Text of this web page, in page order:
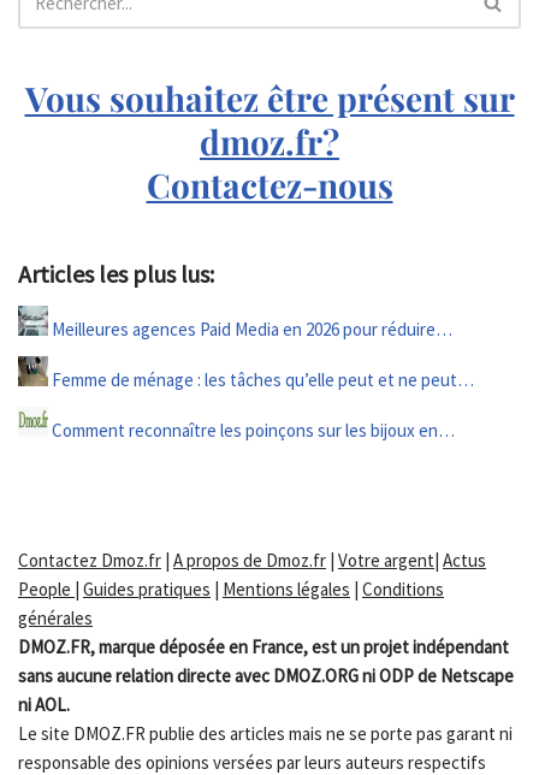
Vous souhaitez être présent sur
dmoz.fr?
Contactez-nous
Articles les plus lus:
Meilleures agences Paid Media en 2026 pour réduire…
Femme de ménage : les tâches qu’elle peut et ne peut…
Comment reconnaître les poinçons sur les bijoux en…
Contactez Dmoz.fr | A propos de Dmoz.fr | Votre argent| Actus
People | Guides pratiques | Mentions légales | Conditions
générales
DMOZ.FR, marque déposée en France, est un projet indépendant
sans aucune relation directe avec DMOZ.ORG ni ODP de Netscape
ni AOL.
Le site DMOZ.FR publie des articles mais ne se porte pas garant ni
responsable des opinions versées par leurs auteurs respectifs